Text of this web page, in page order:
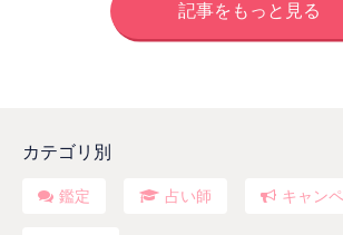
記事をもっと見る
カテゴリ別
鑑定 占い師 キャン